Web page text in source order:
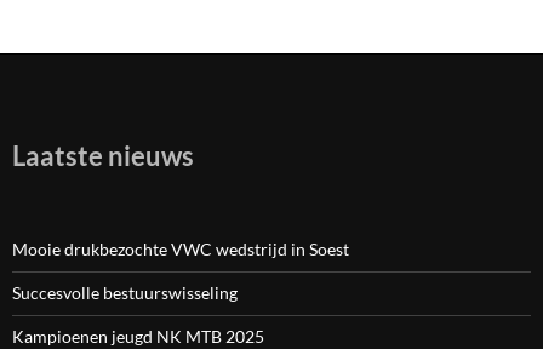
Laatste nieuws
Mooie drukbezochte VWC wedstrijd in Soest
Succesvolle bestuurswisseling
Kampioenen jeugd NK MTB 2025